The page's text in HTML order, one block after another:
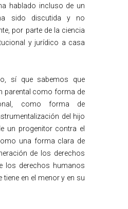
hablado incluso de un
sido discutida y no
por parte de la ciencia
y jurídico a casa
sí que sabemos que
parental como forma de
como forma de
del hijo
un progenitor contra el
una forma clara de
de los derechos
los derechos humanos
tiene en el menor y en su